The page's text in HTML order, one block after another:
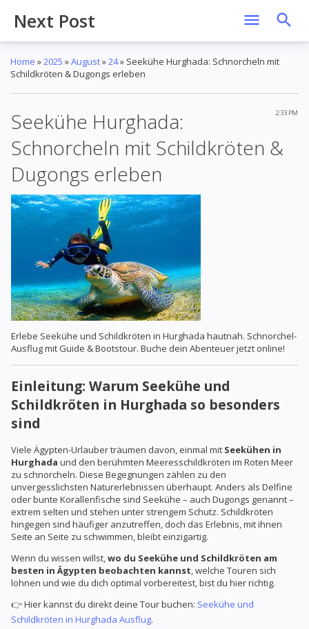
Next Post
Home »2025 »August»24» Seekühe Hurghada: Schnorcheln mit
Schildkröten & Dugongs erleben
2:33 PM
Seekühe Hurghada:
Schnorcheln mit Schildkröten &
Dugongs erleben
Erlebe Seekühe und Schildkröten in Hurghada hautnah. Schnorchel-
Ausflug mit Guide & Bootstour. Buche dein Abenteuer jetzt online!
Einleitung: Warum Seekühe und
Schildkröten in Hurghada so besonders
sind
Viele Ägypten-Urlauber träumen davon, einmal mit Seekühen in
Hurghada und den berühmten Meeresschildkröten im Roten Meer
zu schnorcheln. Diese Begegnungen zählen zu den
unvergesslichsten Naturerlebnissen überhaupt. Anders als Delfine
oder bunte Korallenfische sind Seekühe – auch Dugongs genannt –
extrem selten und stehen unter strengem Schutz. Schildkröten
hingegen sind häufiger anzutreffen, doch das Erlebnis, mit ihnen
Seite an Seite zu schwimmen, bleibt einzigartig.
Wenn du wissen willst,wo du Seekühe und Schildkröten am
besten in Ägypten beobachten kannst, welche Touren sich
lohnen und wie du dich optimal vorbereitest, bist du hier richtig.
👉 Hier kannst du direkt deine Tour buchen: Seekühe und
Schildkröten in Hurghada Ausflug.